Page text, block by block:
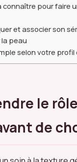
connaître pour faire
et associer son
peau
selon votre profil
le
de